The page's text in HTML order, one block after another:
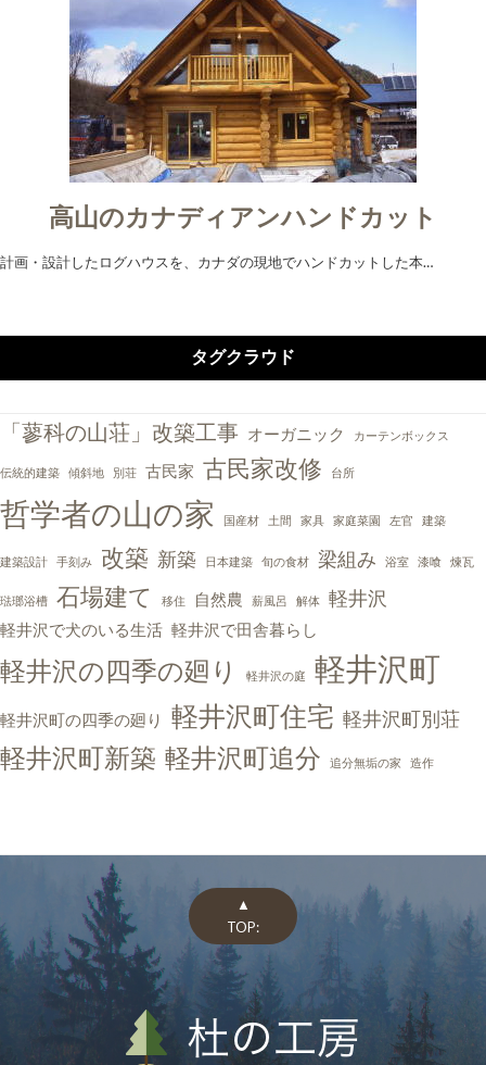
高山のカナディアンハンドカット
計画・設計したログハウスを、カナダの現地でハンドカットした本…
タグクラウド
「蓼科の山荘」改築工事 オーガニック カーテンボックス
伝統的建築 傾斜地 別荘 古民家 古民家改修 台所
哲学者の山の家 国産材 土間 家具 家庭菜園 左官 建築
建築設計 手刻み 改築 新築 日本建築 旬の食材 梁組み 浴室 漆喰 煉瓦
琺瑯浴槽 石場建て 移住 自然農 薪風呂 解体 軽井沢
軽井沢で犬のいる生活 軽井沢で田舎暮らし
軽井沢の四季の廻り 軽井沢の庭 軽井沢町
軽井沢町の四季の廻り 軽井沢町住宅 軽井沢町別荘
軽井沢町新築 軽井沢町追分 追分無垢の家 造作
▲
TOP: